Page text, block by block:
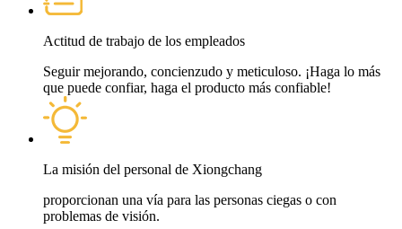
Actitud de trabajo de los empleados
Seguir mejorando, concienzudo y meticuloso. ¡Haga lo más
que puede confiar, haga el producto más confiable!
La misión del personal de Xiongchang
proporcionan una vía para las personas ciegas o con
problemas de visión.